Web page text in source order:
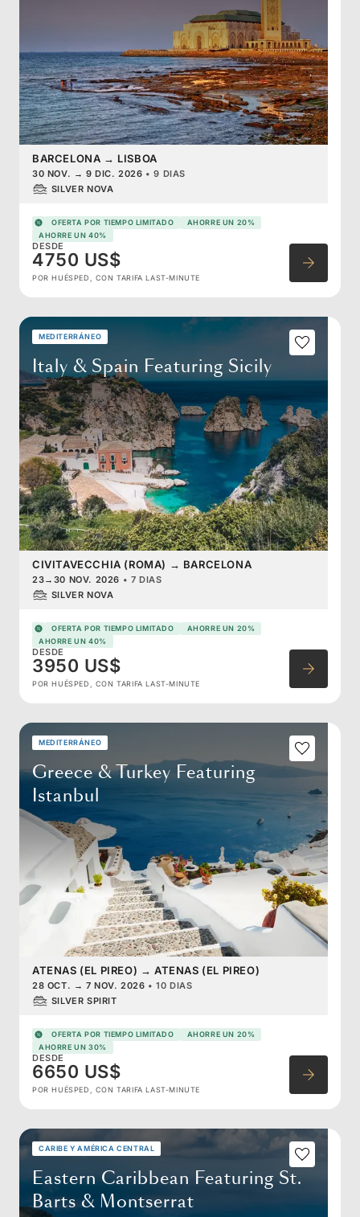
BARCELONA → LISBOA
30 NOV. → 9 DIC. 2026 •9 DIAS
SILVER NOVA
OFERTA POR TIEMPO LIMITADO
AHORRE UN 20%
AHORRE UN 40%
DESDE
4750 US$
POR HUÉSPED, CON TARIFA LAST-MINUTE
MEDITERRÁNEO
Italy & Spain Featuring Sicily
CIVITAVECCHIA (ROMA) → BARCELONA
23→ 30 NOV. 2026 • 7 DIAS
SILVER NOVA
OFERTA POR TIEMPO LIMITADO
AHORRE UN 20%
AHORRE UN 40%
DESDE
3950 US$
POR HUÉSPED, CON TARIFA LAST-MINUTE
MEDITERRÁNEO
Greece & Turkey Featuring
Istanbul
ATENAS (EL PIREO) → ATENAS (EL PIREO)
28 OCT. → 7 NOV. 2026 •10 DIAS
SILVER SPIRIT
OFERTA POR TIEMPO LIMITADO
AHORRE UN 20%
AHORRE UN 30%
DESDE
6650 US$
POR HUÉSPED, CON TARIFA LAST-MINUTE
CARIBE Y AMÉRICA CENTRAL
Eastern Caribbean Featuring St.
Barts & Montserrat